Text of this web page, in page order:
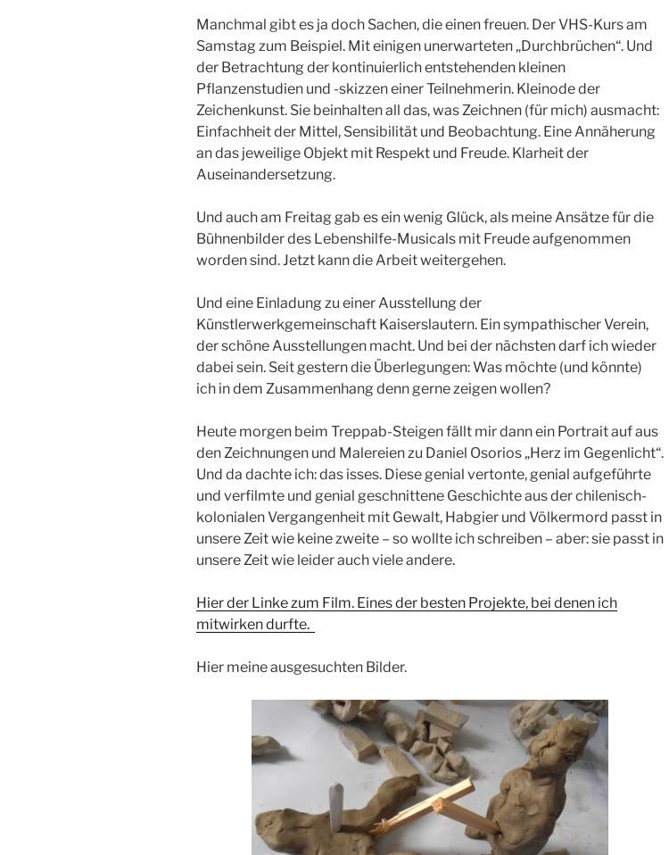
Manchmal gibt es ja doch Sachen, die einen freuen. Der VHS-Kurs am
Samstag zum Beispiel. Mit einigen unerwarteten „Durchbrüchen“. Und
der Betrachtung der kontinuierlich entstehenden kleinen
Pflanzenstudien und -skizzen einer Teilnehmerin. Kleinode der
Zeichenkunst. Sie beinhalten all das, was Zeichnen (für mich) ausmacht:
Einfachheit der Mittel, Sensibilität und Beobachtung. Eine Annäherung
an das jeweilige Objekt mit Respekt und Freude. Klarheit der
Auseinandersetzung.
Und auch am Freitag gab es ein wenig Glück, als meine Ansätze für die
Bühnenbilder des Lebenshilfe-Musicals mit Freude aufgenommen
worden sind. Jetzt kann die Arbeit weitergehen.
Und eine Einladung zu einer Ausstellung der
Künstlerwerkgemeinschaft Kaiserslautern. Ein sympathischer Verein,
der schöne Ausstellungen macht. Und bei der nächsten darf ich wieder
dabei sein. Seit gestern die Überlegungen: Was möchte (und könnte)
ich in dem Zusammenhang denn gerne zeigen wollen?
Heute morgen beim Treppab-Steigen fällt mir dann ein Portrait auf aus
den Zeichnungen und Malereien zu Daniel Osorios „Herz im Gegenlicht“.
Und da dachte ich: das isses. Diese genial vertonte, genial aufgeführte
und verfilmte und genial geschnittene Geschichte aus der chilenisch-
kolonialen Vergangenheit mit Gewalt, Habgier und Völkermord passt in
unsere Zeit wie keine zweite – so wollte ich schreiben – aber: sie passt in
unsere Zeit wie leider auch viele andere.
Hier der Linke zum Film. Eines der besten Projekte, bei denen ich
mitwirken durfte.
Hier meine ausgesuchten Bilder.